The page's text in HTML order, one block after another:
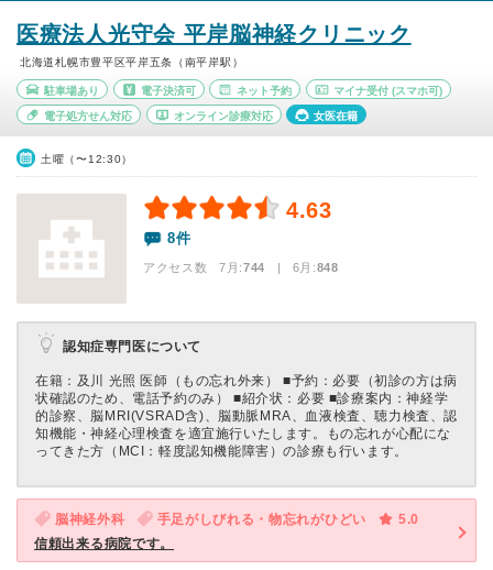
医療法人光守会 平岸脳神経クリニック
北海道札幌市豊平区平岸五条（南平岸駅）
駐車場あり 電子決済可 ネット予約 マイナ受付 (スマホ可)
電子処方せん対応 オンライン診療対応 女医在籍
土曜（〜12:30）
4.63
8件
アクセス数 7月:744 | 6月:848
認知症専門医について
在籍：及川 光照 医師（もの忘れ外来） ■予約：必要（初診の方は病
状確認のため、電話予約のみ） ■紹介状：必要 ■診療案内：神経学
的診察、脳MRI(VSRAD含)、脳動脈MRA、血液検査、聴力検査、認
知機能・神経心理検査を適宜施行いたします。もの忘れが心配にな
ってきた方（MCI：軽度認知機能障害）の診療も行います。
脳神経外科 手足がしびれる・物忘れがひどい
5.0
信頼出来る病院です。